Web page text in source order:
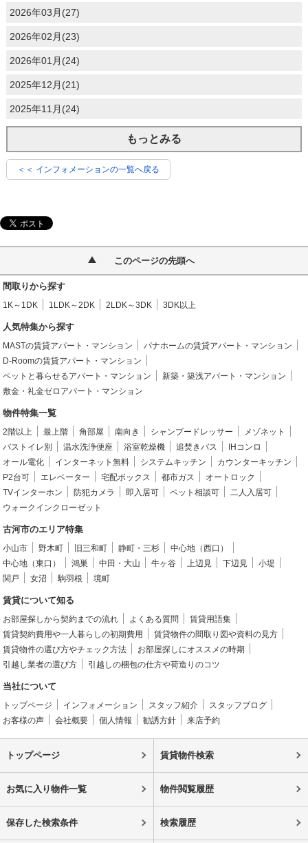
2026年03月(27)
2026年02月(23)
2026年01月(24)
2025年12月(21)
2025年11月(24)
もっとみる
＜＜ インフォメーションの一覧へ戻る
このページの先頭へ
間取りから探す
1K～1DK 1LDK～2DK 2LDK～3DK 3DK以上
人気特集から探す
MASTの賃貸アパート・マンション
パナホームの賃貸アパート・マンション
D-Roomの賃貸アパート・マンション
ペットと暮らせるアパート・マンション
新築・築浅アパート・マンション
敷金・礼金ゼロアパート・マンション
物件特集一覧
2階以上 最上階 角部屋 南向き シャンプードレッサー
メゾネット
バストイレ別
温水洗浄便座 浴室乾燥機 追焚きバス
IHコンロ
オール電化
インターネット無料 システムキッチン
カウンターキッチン
P2台可
エレベーター 宅配ボックス 都市ガス
オートロック
TVインターホン
防犯カメラ 即入居可 ペット相談可
二人入居可
ウォークインクローゼット
古河市のエリア特集
小山市 野木町 旧三和町 静町・三杉
中心地（西口）
中心地（東口）
鴻巣 中田・大山 牛ヶ谷 上辺見 下辺見
小堤
関戸
女沼 駒羽根 境町
賃貸について知る
お部屋探しから契約までの流れ よくある質問
賃貸用語集
賃貸契約費用や一人暮らしの初期費用
賃貸物件の間取り図や資料の見方
賃貸物件の選び方やチェック方法
お部屋探しにオススメの時期
引越し業者の選び方
引越しの梱包の仕方や荷造りのコツ
当社について
トップページ インフォメーション スタッフ紹介
スタッフブログ
お客様の声
会社概要 個人情報 勧誘方針 来店予約
トップページ 賃貸物件検索
お気に入り物件一覧 物件閲覧履歴
保存した検索条件 検索履歴